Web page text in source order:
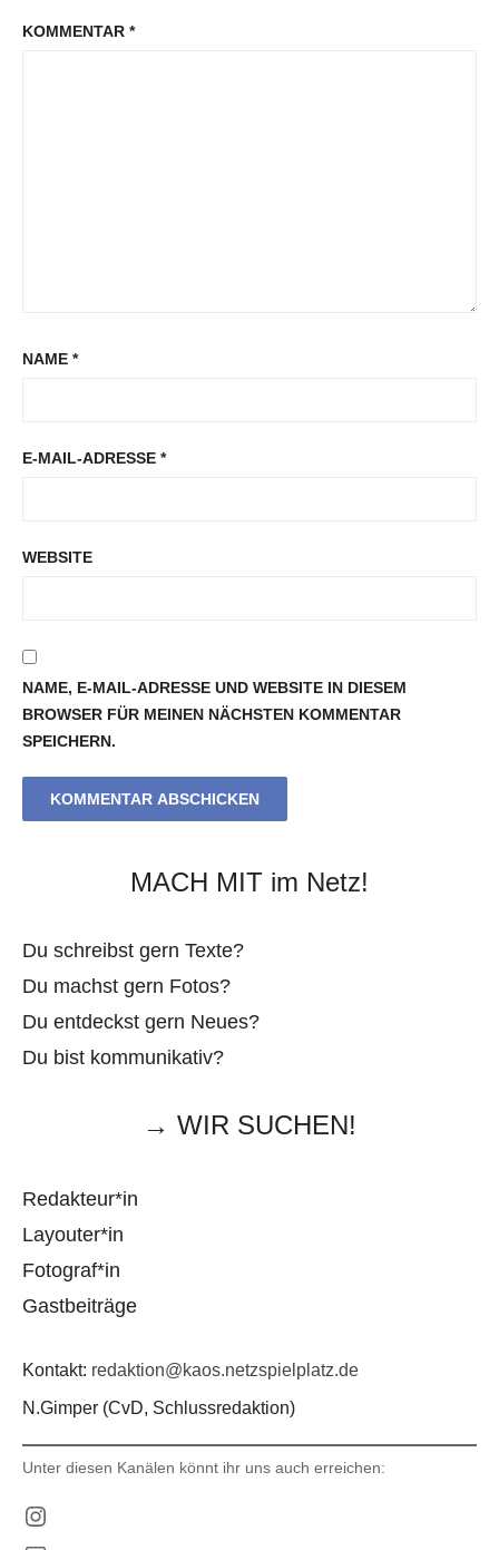
KOMMENTAR *
NAME *
E-MAIL-ADRESSE *
WEBSITE
NAME, E-MAIL-ADRESSE UND WEBSITE IN DIESEM
BROWSER FÜR MEINEN NÄCHSTEN KOMMENTAR
SPEICHERN.
MACH MIT im Netz!
Du schreibst gern Texte?
Du machst gern Fotos?
Du entdeckst gern Neues?
Du bist kommunikativ?
→ WIR SUCHEN!
Redakteur*in
Layouter*in
Fotograf*in
Gastbeiträge
Kontakt: redaktion@kaos.netzspielplatz.de
N.Gimper (CvD, Schlussredaktion)
Unter diesen Kanälen könnt ihr uns auch erreichen:
Instagram